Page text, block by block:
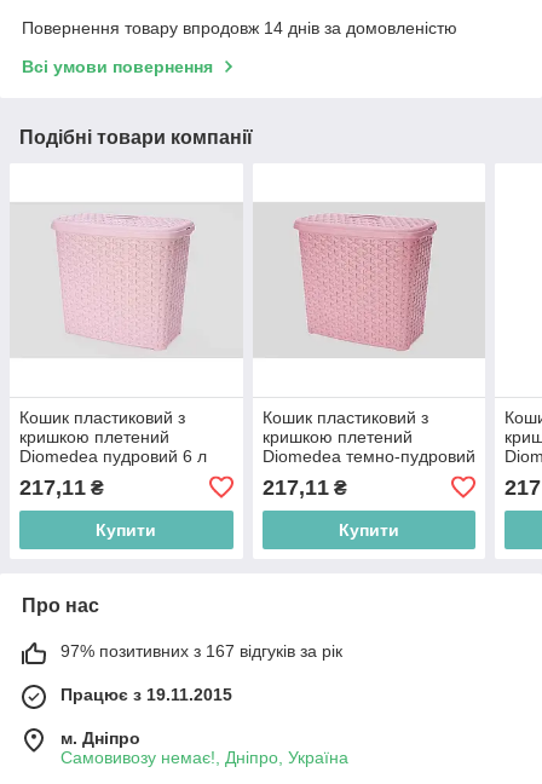
Повернення товару впродовж 14 днів за домовленістю
Всі умови повернення
Подібні товари компанії
Кошик пластиковий з
кришкою плетений
Diomedea пудровий 6 л
кофр для речей BP
217,11 ₴
Купити
Кошик пластиковий з
кришкою плетений
Diomedea темно-пудровий
6 л 17х28х23 см, великий
кофр BP
217,11₴
Купити
Про нас
97% позитивних з 167 відгуків за рік
Працює з 19.11.2015
м. Дніпро
Самовивозу немає!, Дніпро, Україна